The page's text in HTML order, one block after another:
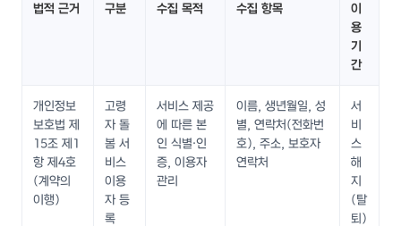
법적 근거 구분 수집 목적 수집 항목
이
용
기
간
개인정보
보호법 제
15조 제1
항 제4호
(계약의
이행)
고령
자 돌
봄 서
비스
이용
자 등
록
서비스 제공
에 따른 본
인 식별·인
증, 이용자
관리
이름, 생년월일, 성
별, 연락처(전화번
호), 주소, 보호자
연락처
서
비
스
해
지
(탈
퇴)